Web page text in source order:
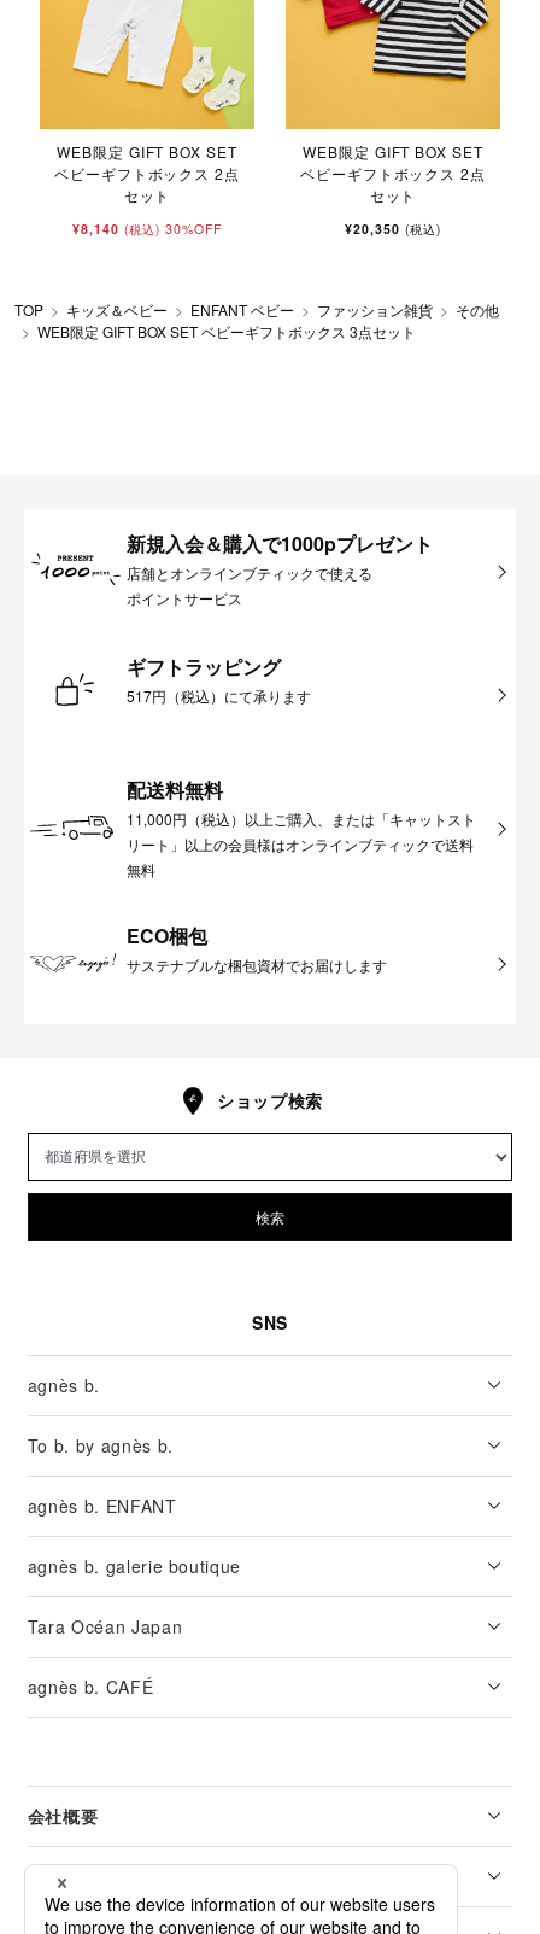
WEB限定 GIFT BOX SET
ベビーギフトボックス 2点
セット
¥8,140 (税込) 30%OFF
WEB限定 GIFT BOX SET
ベビーギフトボックス 2点
セット
¥20,350 (税込)
TOP キッズ＆ベビー ENFANT ベビー ファッション雑貨
その他
WEB限定 GIFT BOX SET ベビーギフトボックス 3点セット
新規入会＆購入で1000pプレゼント
店舗とオンラインブティックで使える
ポイントサービス
ギフトラッピング
517円（税込）にて承ります
配送料無料
11,000円（税込）以上ご購入、または「キャットスト
リート」以上の会員様はオンラインブティックで送料
無料
ECO梱包
サステナブルな梱包資材でお届けします
ショップ検索
検索
SNS
agnès b.
To b. by agnès b.
agnès b. ENFANT
agnès b. galerie boutique
Tara Océan Japan
agnès b. CAFÉ
会社概要
リーガル